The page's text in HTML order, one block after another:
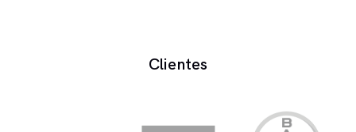
Productions with more than 30 minutes and/or
Clientes